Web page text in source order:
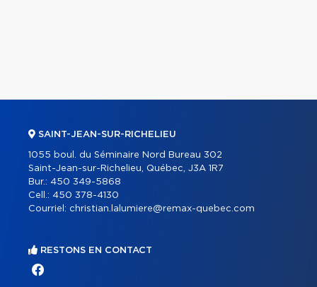
SAINT-JEAN-SUR-RICHELIEU
1055 boul. du Séminaire Nord Bureau 302
Saint-Jean-sur-Richelieu, Québec, J3A 1R7
Bur.: 450 349-5868
Cell.: 450 378-4130
Courriel: christian.lalumiere@remax-quebec.com
RESTONS EN CONTACT